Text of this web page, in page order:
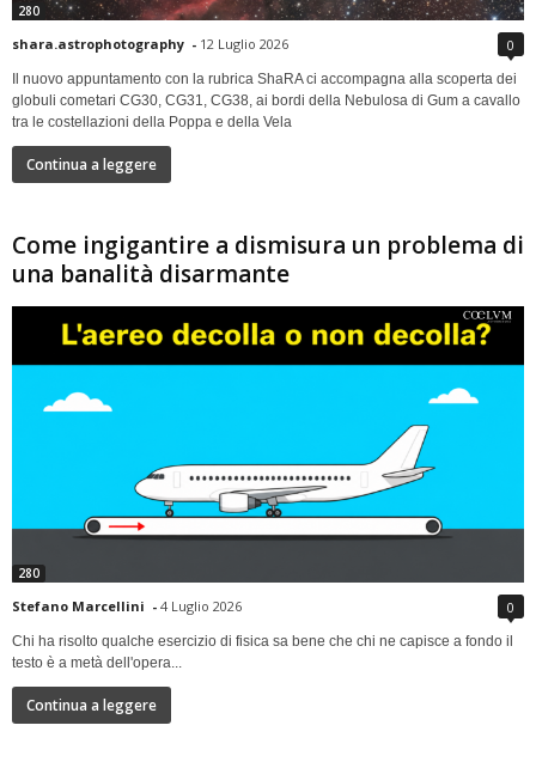
280
shara.astrophotography - 12 Luglio 2026 0
Il nuovo appuntamento con la rubrica ShaRA ci accompagna alla scoperta dei
globuli cometari CG30, CG31, CG38, ai bordi della Nebulosa di Gum a cavallo
tra le costellazioni della Poppa e della Vela
Continua a leggere
Come ingigantire a dismisura un problema di
una banalità disarmante
280
Stefano Marcellini - 4 Luglio 2026 0
Chi ha risolto qualche esercizio di fisica sa bene che chi ne capisce a fondo il
testo è a metà dell'opera...
Continua a leggere